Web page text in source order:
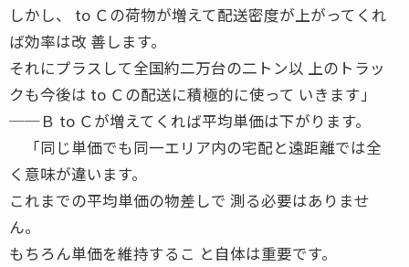
しかし、 to Ｃの荷物が増えて配送密度が上がってくれ
ば効率は改 善します。
それにプラスして全国約二万台の二トン以 上のトラッ
クも今後は to Ｃの配送に積極的に使って いきます」
──Ｂ to Ｃが増えてくれば平均単価は下がります。
「同じ単価でも同一エリア内の宅配と遠距離では全
く意味が違います。
これまでの平均単価の物差しで 測る必要はありませ
ん。
もちろん単価を維持するこ と自体は重要です。